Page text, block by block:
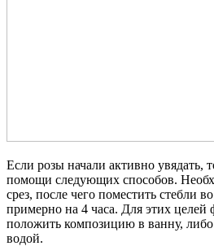
Если розы начали активно
помощи следующих способов.
срез, после чего поместить стебли
примерно на 4 часа. Для этих
положить композицию в ванну,
водой.